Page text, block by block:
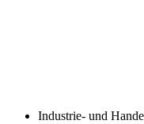
Industrie- und